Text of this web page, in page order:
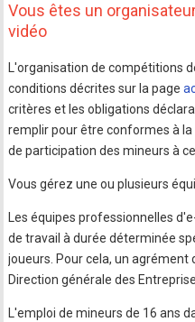
Vous êtes un
vidéo
L'organisation de compétitions
conditions décrites sur la page
critères et les obligations
remplir pour être conformes à la
de participation des mineurs à
Vous gérez une ou plusieurs
Les équipes professionnelles
de travail à durée déterminée
joueurs. Pour cela, un
Direction générale des
L'emploi de mineurs de 16 ans